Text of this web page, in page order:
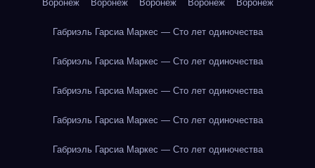
Воронеж Воронеж Воронеж Воронеж Воронеж
Габриэль Гарсиа Маркес — Сто лет одиночества
Габриэль Гарсиа Маркес — Сто лет одиночества
Габриэль Гарсиа Маркес — Сто лет одиночества
Габриэль Гарсиа Маркес — Сто лет одиночества
Габриэль Гарсиа Маркес — Сто лет одиночества